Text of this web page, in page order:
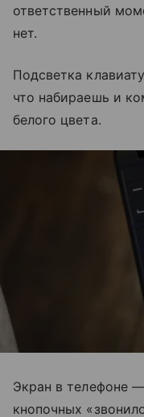
ответственный
нет.
Подсветка
что набираешь и
белого цвета.
Экран в телефоне
кнопочных